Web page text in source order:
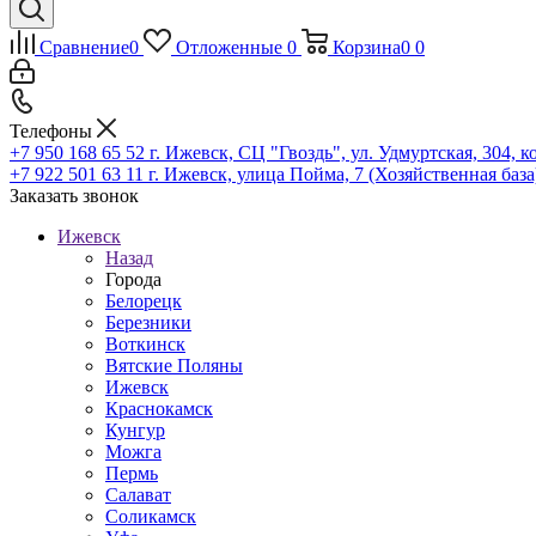
Сравнение0 Отложенные 0 Корзина0 0
Телефоны
+7 950 168 65 52 г. Ижевск, СЦ "Гвоздь", ул. Удмуртская, 304,
+7 922 501 63 11 г. Ижевск, улица Пойма, 7 (Хозяйственная
Заказать звонок
Ижевск
Назад
Города
Белорецк
Березники
Воткинск
Вятские Поляны
Ижевск
Краснокамск
Кунгур
Можга
Пермь
Салават
Соликамск